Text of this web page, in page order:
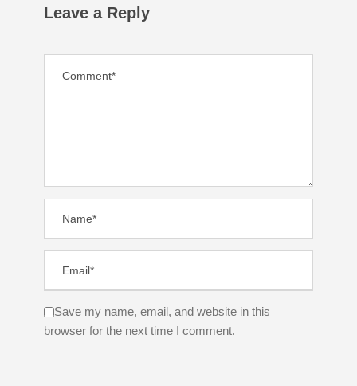
Leave a Reply
Save my name, email, and website in this
browser for the next time I comment.